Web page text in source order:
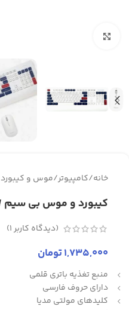
خانه/کامپیوتر/موس و کیبورد
کیبورد و موس بی سیم Verity V-KB6139W
(دیدگاه کاربر1
)
1,735,000تومان
منبع تغذیه باتری قلمی
دارای حروف فارسی
کلیدهای مولتی مدیا